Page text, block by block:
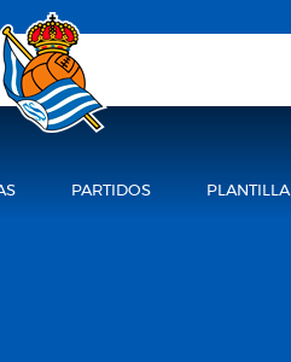
PARTIDOS PLANTILLA